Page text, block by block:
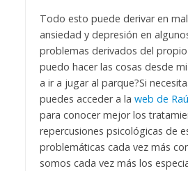
Todo esto puede derivar en
ansiedad y depresión en
problemas derivados del
puedo hacer las cosas desde
a ir a jugar al parque?Si
puedes acceder a la web de
para conocer mejor los
repercusiones psicológicas de
problemáticas cada vez más
somos cada vez más los